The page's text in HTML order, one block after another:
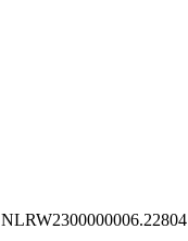
NLRW2300000006.22804